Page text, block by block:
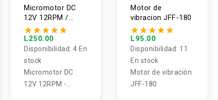
Micromotor DC
12V 12RPM /
35RPM
L250.00
Disponibilidad: 4 En
stock
Micromotor DC
12V 12RPM -
Motor de
vibracion JFF-180
L95.00
Disponibilidad: 11
En stock
Motor de vibración
JFF-180